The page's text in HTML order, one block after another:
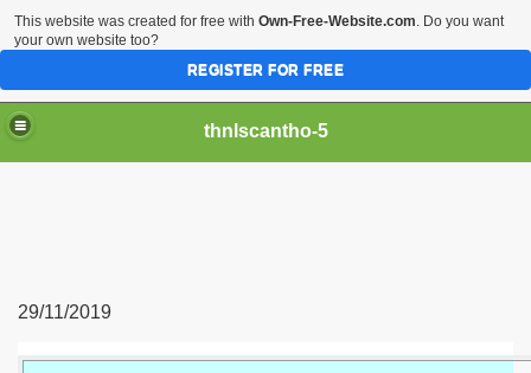
thnlscantho-5
29/11/2019
This website was created for free with Own-Free-Website.com. Do you want
your own website too?
REGISTER FOR FREE